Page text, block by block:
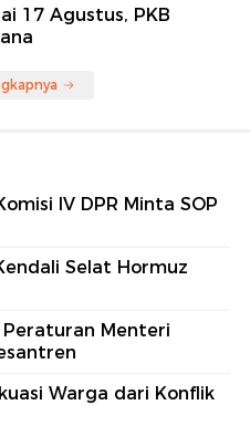
17 Agustus, PKB
IV DPR Minta SOP
Selat Hormuz
Peraturan Menteri
Warga dari Konflik